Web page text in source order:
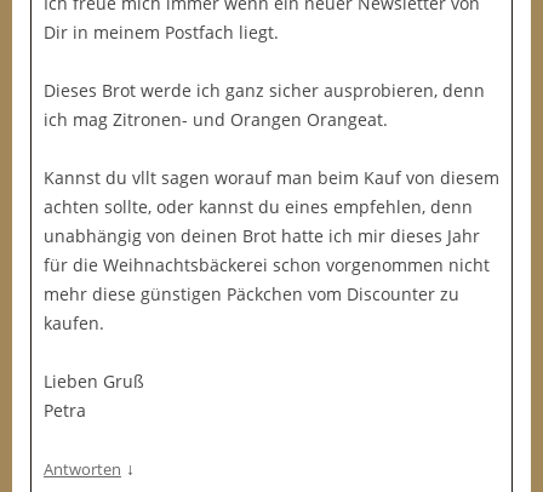
Dir in meinem Postfach liegt.
Dieses Brot werde ich ganz sicher ausprobieren, denn
ich mag Zitronen- und Orangen Orangeat.
Kannst du vllt sagen worauf man beim Kauf von diesem
achten sollte, oder kannst du eines empfehlen, denn
unabhängig von deinen Brot hatte ich mir dieses Jahr
für die Weihnachtsbäckerei schon vorgenommen nicht
mehr diese günstigen Päckchen vom Discounter zu
kaufen.
Lieben Gruß
Petra
Antworten ↓